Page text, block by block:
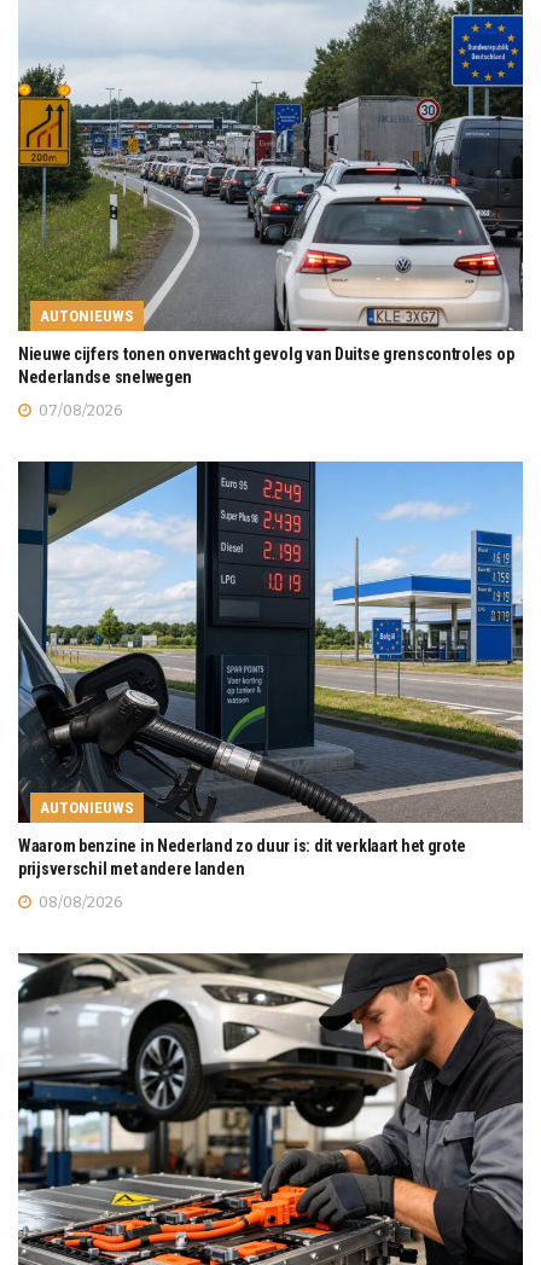
AUTONIEUWS
Nieuwe cijfers tonen onverwacht gevolg van Duitse grenscontroles op
Nederlandse snelwegen
07/08/2026
AUTONIEUWS
Waarom benzine in Nederland zo duur is: dit verklaart het grote
prijsverschil met andere landen
08/08/2026